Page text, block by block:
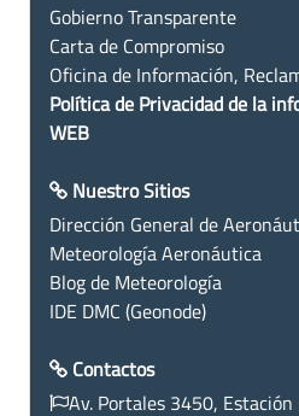
Gobierno Transparente
Carta de Compromiso
Oficina de Información,
Política de Privacidad de la
WEB
Nuestro Sitios
Dirección General de
Meteorología Aeronáutica
Blog de Meteorología
IDE DMC (Geonode)
Contactos
Av. Portales 3450,